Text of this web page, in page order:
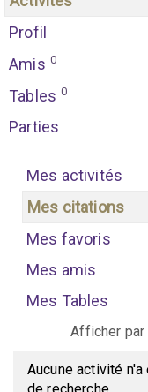
Profil
Amis 0
Tables 0
Parties
Mes activités
Mes citations
Mes favoris
Mes amis
Mes Tables
Afficher par
Aucune activité
de recherche.